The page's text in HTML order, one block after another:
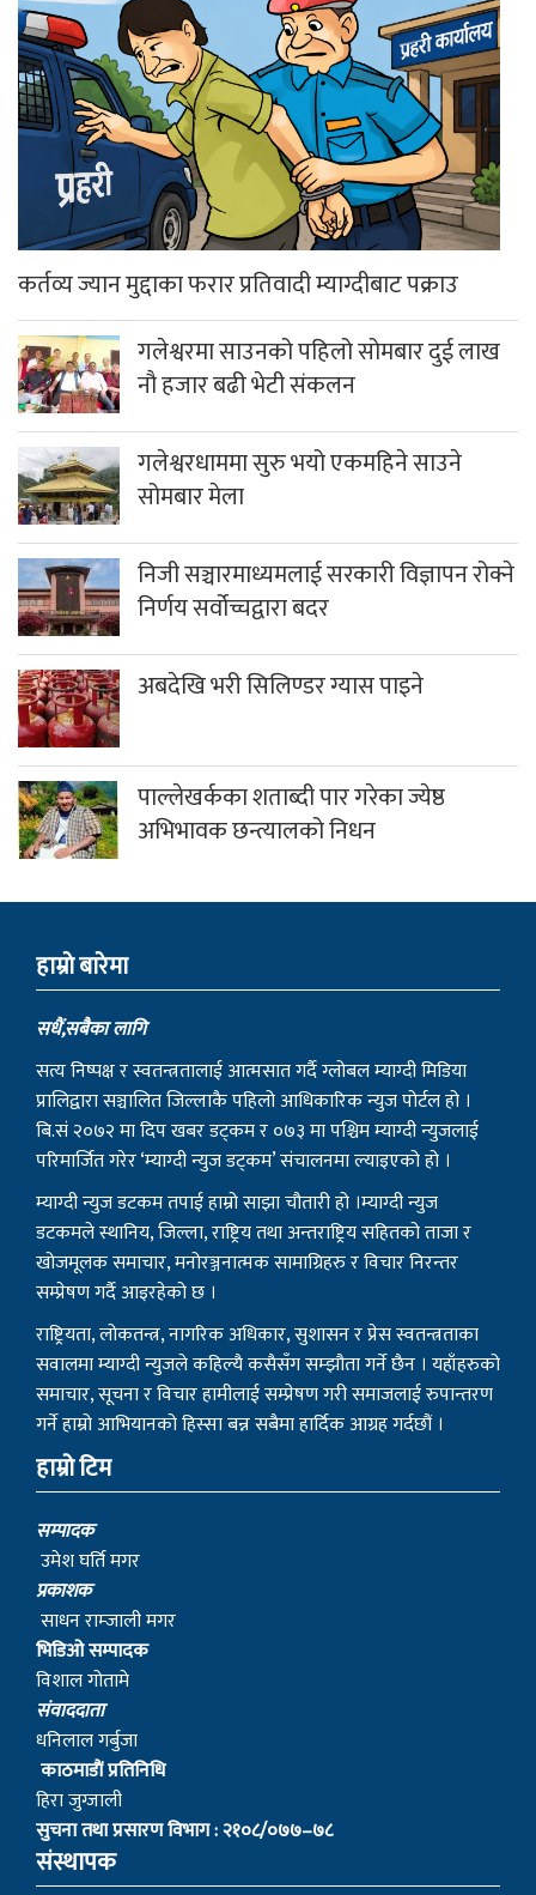
कर्तव्य ज्यान मुद्दाका फरार प्रतिवादी म्याग्दीबाट पक्राउ
गलेश्वरमा साउनको पहिलो सोमबार दुई लाख
नौ हजार बढी भेटी संकलन
गलेश्वरधाममा सुरु भयो एकमहिने साउने
सोमबार मेला
निजी सञ्चारमाध्यमलाई सरकारी विज्ञापन रोक्ने
निर्णय सर्वोच्चद्वारा बदर
अबदेखि भरी सिलिण्डर ग्यास पाइने
पाल्लेखर्कका शताब्दी पार गरेका ज्येष्ठ
अभिभावक छन्त्यालको निधन
हाम्राे बारेमा
सधैं,सबैका लागि
सत्य निष्पक्ष र स्वतन्त्रतालाई आत्मसात गर्दै ग्लोबल म्याग्दी मिडिया
प्रालिद्वारा सञ्चालित जिल्लाकै पहिलो आधिकारिक न्युज पोर्टल हो ।
बि.सं २०७२ मा दिप खबर डट्कम र ०७३ मा पश्चिम म्याग्दी न्युजलाई
परिमार्जित गरेर ‘म्याग्दी न्युज डट्कम’ संचालनमा ल्याइएको हो ।
म्याग्दी न्युज डटकम तपाई हाम्रो साझा चौतारी हो ।म्याग्दी न्युज
डटकमले स्थानिय, जिल्ला, राष्ट्रिय तथा अन्तराष्ट्रिय सहितको ताजा र
खोजमूलक समाचार, मनोरञ्जनात्मक सामाग्रिहरु र विचार निरन्तर
सम्प्रेषण गर्दै आइरहेको छ ।
राष्ट्रियता, लोकतन्त्र, नागरिक अधिकार, सुशासन र प्रेस स्वतन्त्रताका
सवालमा म्याग्दी न्युजले कहिल्यै कसैसँग सम्झौता गर्ने छैन । यहाँहरुको
समाचार, सूचना र विचार हामीलाई सम्प्रेषण गरी समाजलाई रुपान्तरण
गर्ने हाम्रो आभियानको हिस्सा बन्न सबैमा हार्दिक आग्रह गर्दछौं ।
हाम्रो टिम
सम्पादक
उमेश घर्ति मगर
प्रकाशक
साधन राम्जाली मगर
भिडिओ सम्पादक
विशाल गोतामे
स‌ंवाददाता
धनिलाल गर्बुजा
काठमाडाैं प्रतिनिधि
हिरा जुग्जाली
सुचना तथा प्रसारण विभाग : २१०८/०७७–७८
संस्थापक